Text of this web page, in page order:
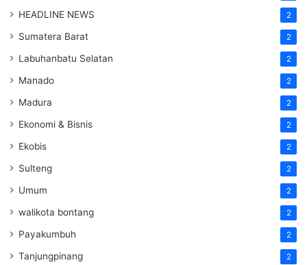
HEADLINE NEWS 2
Sumatera Barat 2
Labuhanbatu Selatan 2
Manado 2
Madura 2
Ekonomi & Bisnis 2
Ekobis 2
Sulteng 2
Umum 2
walikota bontang 2
Payakumbuh 2
Tanjungpinang 2